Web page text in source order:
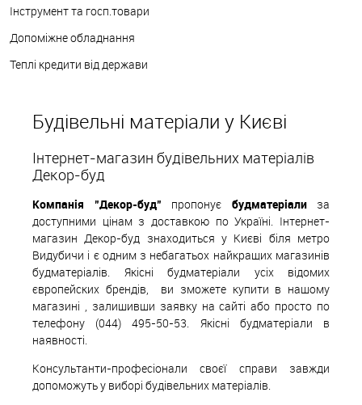
Інструмент та госп.товари
Допоміжне обладнання
Теплі кредити від держави
Будівельні матеріали у Києві
Інтернет-магазин будівельних матеріалів
Декор-буд
Компанія "Декор-буд" пропонує будматеріализа
доступними цінам з доставкою по Україні. Інтернет-
магазин Декор-буд знаходиться у Києві біля метро
Видубичи і є одним з небагатьох найкращих магазинів
будматеріалів. Якісні будматеріали усіх відомих
європейских брендів, ви зможете купити в нашому
магазині , залишивши заявку на сайті або просто по
телефону (044) 495-50-53. Якісні будматеріали в
наявності.
Консультанти-професіонали своєї справи завжди
допоможуть у виборі будівельних матеріалів.